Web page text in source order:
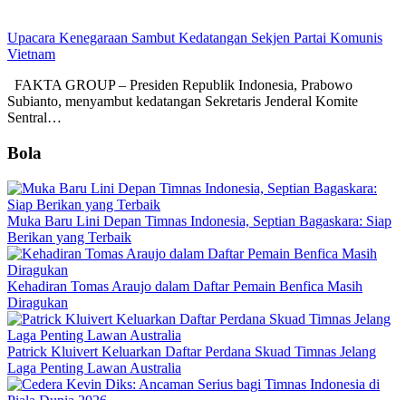
Upacara Kenegaraan Sambut Kedatangan Sekjen Partai Komunis
Vietnam
FAKTA GROUP – Presiden Republik Indonesia, Prabowo
Subianto, menyambut kedatangan Sekretaris Jenderal Komite
Sentral…
Bola
Muka Baru Lini Depan Timnas Indonesia, Septian Bagaskara: Siap
Berikan yang Terbaik
Kehadiran Tomas Araujo dalam Daftar Pemain Benfica Masih
Diragukan
Patrick Kluivert Keluarkan Daftar Perdana Skuad Timnas Jelang
Laga Penting Lawan Australia